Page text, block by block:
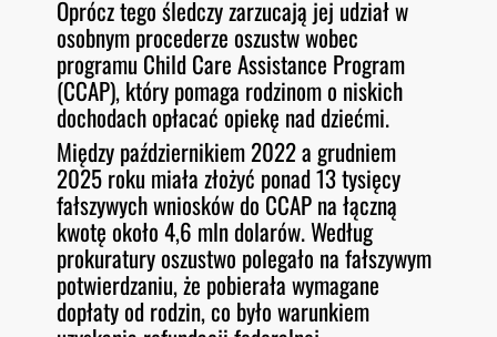
Oprócz tego śledczy zarzucają jej udział w
osobnym procederze oszustw wobec
programu Child Care Assistance Program
(CCAP), który pomaga rodzinom o niskich
dochodach opłacać opiekę nad dziećmi.
Między październikiem 2022 a grudniem
2025 roku miała złożyć ponad 13 tysięcy
fałszywych wniosków do CCAP na łączną
kwotę około 4,6 mln dolarów. Według
prokuratury oszustwo polegało na fałszywym
potwierdzaniu, że pobierała wymagane
dopłaty od rodzin, co było warunkiem